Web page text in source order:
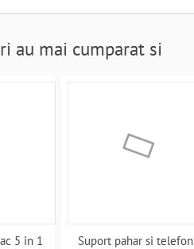
au mai cumparat si
5 in 1
Suport pahar si telefon